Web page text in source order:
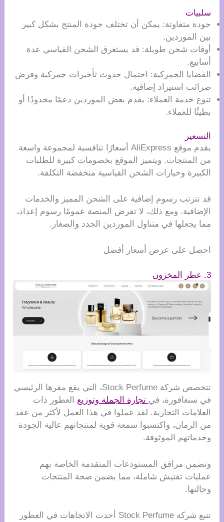
سلبيات
جودة متفاوتة: يمكن أن تختلف جودة المنتج بشكل كبير
بين الموردين.
أوقات شحن طويلة: قد يستغرق الشحن القياسي عدة
أسابيع.
القضايا الجمركية: احتمال حدوث تأخيرات جمركية وفرض
ضرائب استيراد إضافية.
تنوع خدمة العملاء: يقدم بعض الموردين دعمًا محدودًا أو
بطيئًا للعملاء.
التسعير
يقدم موقع AliExpress أسعارًا تنافسية لمجموعة واسعة
من المنتجات. ويتميز الموقع بخصومات كبيرة للطلبات
الكبيرة وخيارات الشحن القياسية منخفضة التكلفة.
قد تترتب رسوم إضافية على الشحن المميز والخدمات
الإضافية. ومع ذلك، لا تفرض المنصة عمومًا رسوم إعداد،
مما يجعلها في متناول الموردين الجدد والصغار.
احصل على عرض أسعار أفضل
3. عطر المخزون
تتخصص شركة Stock Perfume، التي يقع مقرها الرئيسي
في سنغافورة، في تجارة الجملة وتوزيع العطور ذات
العلامات التجارية. لقد عملوا في هذا العمل لأكثر من عقد
من الزمان، واكتسبوا سمعة قوية لمنتجاتهم عالية الجودة
وخدماتهم الموثوقة.
وتضمن مرافق المستودعات المتقدمة الخاصة بهم
عمليات تفتيش شاملة، مما يضمن صحة المنتجات
وحالتها.
تتبع شركة Stock Perfume أحدث الاتجاهات في العطور